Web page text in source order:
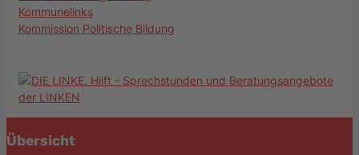
Kommunelinks
Kommission Politische Bildung
Übersicht